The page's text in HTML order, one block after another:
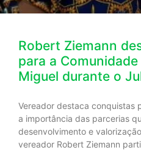
Robert Ziemann
para a
Miguel durante o
Vereador destaca conquistas
a importância das parcerias
desenvolvimento e
vereador Robert Ziemann